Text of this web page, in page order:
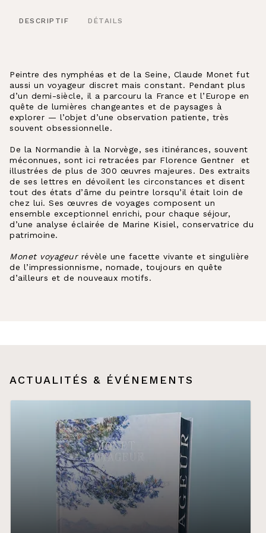
DESCRIPTIF DÉTAILS
Peintre des nymphéas et de la Seine, Claude Monet fut
aussi un voyageur discret mais constant. Pendant plus
d’un demi-siècle, il a parcouru la France et l’Europe en
quête de lumières changeantes et de paysages à
explorer — l’objet d’une observation patiente, très
souvent obsessionnelle.
De la Normandie à la Norvège, ses itinérances, souvent
méconnues, sont ici retracées par Florence Gentner et
illustrées de plus de 300 œuvres majeures. Des extraits
de ses lettres en dévoilent les circonstances et disent
tout des états d’âme du peintre lorsqu’il était loin de
chez lui. Ses œuvres de voyages composent un
ensemble exceptionnel enrichi, pour chaque séjour,
d’une analyse éclairée de Marine Kisiel, conservatrice du
patrimoine.
Monet voyageurrévèle une facette vivante et singulière
de l’impressionnisme, nomade, toujours en quête
d’ailleurs et de nouveaux motifs.
ACTUALITÉS & ÉVÉNEMENTS